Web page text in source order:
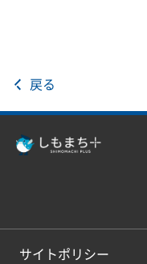
戻る
サイトポリシー